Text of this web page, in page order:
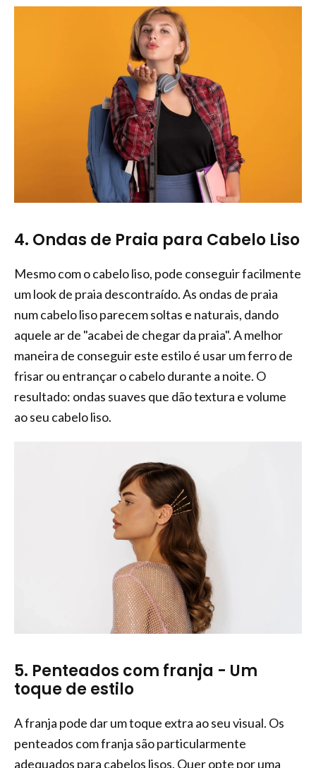
4. Ondas de Praia para Cabelo Liso
Mesmo com o cabelo liso, pode conseguir facilmente
um look de praia descontraído. As ondas de praia
num cabelo liso parecem soltas e naturais, dando
aquele ar de "acabei de chegar da praia". A melhor
maneira de conseguir este estilo é usar um ferro de
frisar ou entrançar o cabelo durante a noite. O
resultado: ondas suaves que dão textura e volume
ao seu cabelo liso.
5. Penteados com franja - Um
toque de estilo
A franja pode dar um toque extra ao seu visual. Os
penteados com franja são particularmente
adequados para cabelos lisos. Quer opte por uma